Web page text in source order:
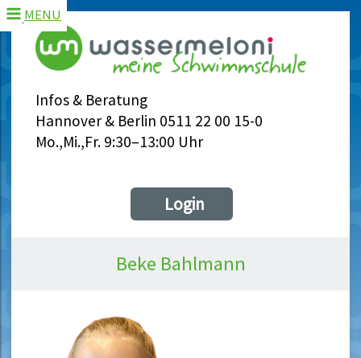
Infos & Beratung
Hannover & Berlin 0511 22 00 15-0
Mo.,Mi.,Fr. 9:30–13:00 Uhr
MENU
Login
Beke Bahlmann